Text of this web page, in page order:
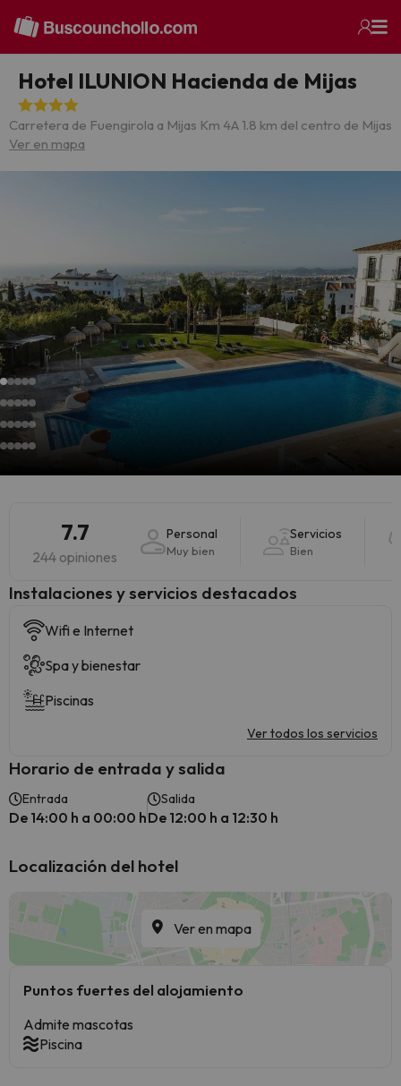
Hotel ILUNION Hacienda de Mijas
Carretera de Fuengirola a Mijas Km 4A 1.8 km del centro de Mijas
Ver en mapa
7.7
244 opiniones
Personal
Muy bien
Servicios
Bien
Instalaciones y servicios destacados
Wifi e Internet
Spa y bienestar
Piscinas
Ver todos los servicios
Horario de entrada y salida
Entrada
De 14:00 h a 00:00 h
Salida
De 12:00 h a 12:30 h
Localización del hotel
Ver en mapa
Puntos fuertes del alojamiento
Admite mascotas
Piscina